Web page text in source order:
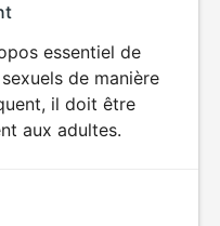
essentiel de
de manière
il doit être
aux adultes.